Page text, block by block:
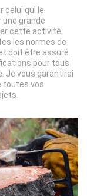
celui qui le
une grande
cette activité
les normes de
doit être assuré.
pour tous
Je vous garantirai
toutes vos